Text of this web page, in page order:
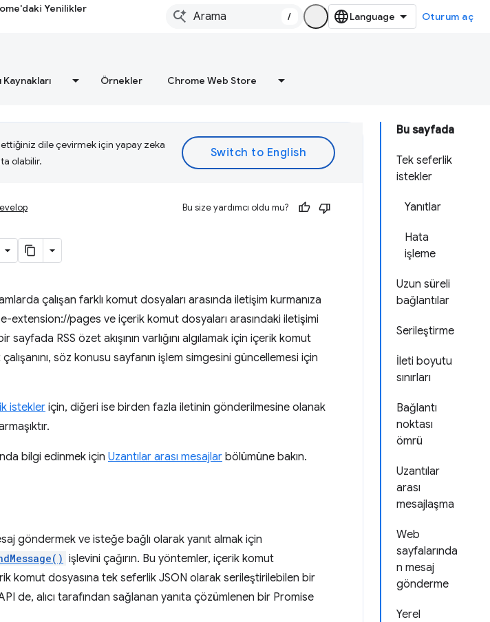
Yenilikler
/ Oturum aç
Kaynakları Örnekler Chrome Web Store
Bu sayfada
Tek seferlik
istekler
Yanıtlar
Hata
işleme
Uzun süreli
bağlantılar
Serileştirme
İleti boyutu
sınırları
Bağlantı
noktası
ömrü
Uzantılar
arası
mesajlaşma
Web
sayfalarında
n mesaj
gönderme
Yerel
dile çevirmek için yapay zeka
olabilir.
Bu size yardımcı oldu mu?
çalışan farklı komut dosyaları arasında iletişim kurmanıza
extension://pages ve içerik komut dosyaları arasındaki iletişimi
RSS özet akışının varlığını algılamak için içerik komut
söz konusu sayfanın işlem simgesini güncellemesi için
istekleriçin, diğeri ise birden fazla iletinin gönderilmesine olanak
bilgi edinmek için Uzantılar arası mesajlar bölümüne bakın.
göndermek ve isteğe bağlı olarak yanıt almak için
işlevini çağırın. Bu yöntemler, içerik komut
komut dosyasına tek seferlik JSON olarak serileştirilebilen bir
de, alıcı tarafından sağlanan yanıta çözümlenen bir Promise